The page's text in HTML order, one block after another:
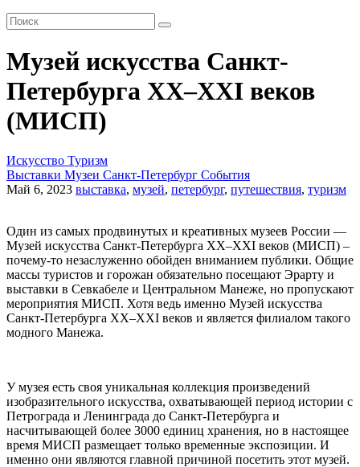
Музей искусства Санкт-
Петербурга ХХ–ХХI веков
(МИСП)
Искусство Туризм
Выставки Музеи Санкт-Петербург События
Май 6, 2023 выставка, музей, петербург, путешествия, туризм
Один из самых продвинутых и креативных музеев России —
Музей искусства Санкт-Петербурга ХХ–ХХI веков (МИСП) –
почему-то незаслуженно обойден вниманием публики. Общие
массы туристов и горожан обязательно посещают Эрарту и
выставки в Севкабеле и Центральном Манеже, но пропускают
мероприятия МИСП. Хотя ведь именно Музей искусства
Санкт-Петербурга ХХ–ХХI веков и является филиалом такого
модного Манежа.
У музея есть своя уникальная коллекция произведений
изобразительного искусства, охватывающей период истории с
Петрограда и Ленинграда до Санкт-Петербурга и
насчитывающей более 3000 единиц хранения, но в настоящее
время МИСП размещает только временные экспозиции. И
именно они являются главной причиной посетить этот музей.